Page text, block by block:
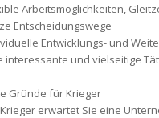
Arbeitsmöglichkeiten,
Entscheidungswege
Entwicklungs- und
interessante und vielseitige
Gründe für Krieger
erwartet Sie eine